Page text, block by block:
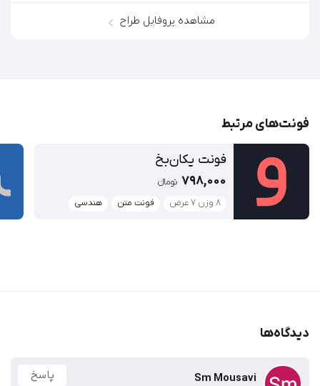
مشاهده پروفایل طراح
فونت‌‌های مرتبط
فونت یکان‌بخ
798,000 تومان‫ء‬‫
۸ وزن ۷ عرض
فونت متن هندسی
دیدگاه‌ها
Sm Mousavi پاسخ